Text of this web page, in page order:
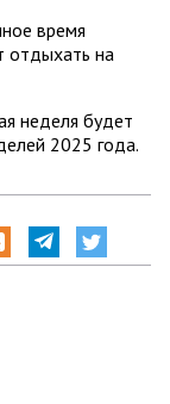
время
отдыхать на
неделя будет
2025 года.